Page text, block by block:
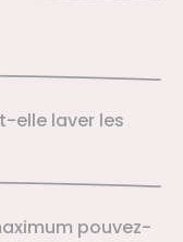
elle laver les
pouvez-